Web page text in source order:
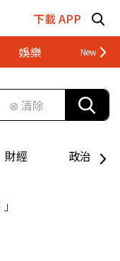
下載 APP
娛樂 財經
⊗ 清除
財經 政治
」